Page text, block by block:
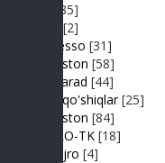
[85]
[2]
Expresso [31]
FIKRiston [58]
Hit-Parad [44]
Ijara qo'shiqlar [25]
IJODiston [84]
IMPRO-TK [18]
Jonli ijro [4]